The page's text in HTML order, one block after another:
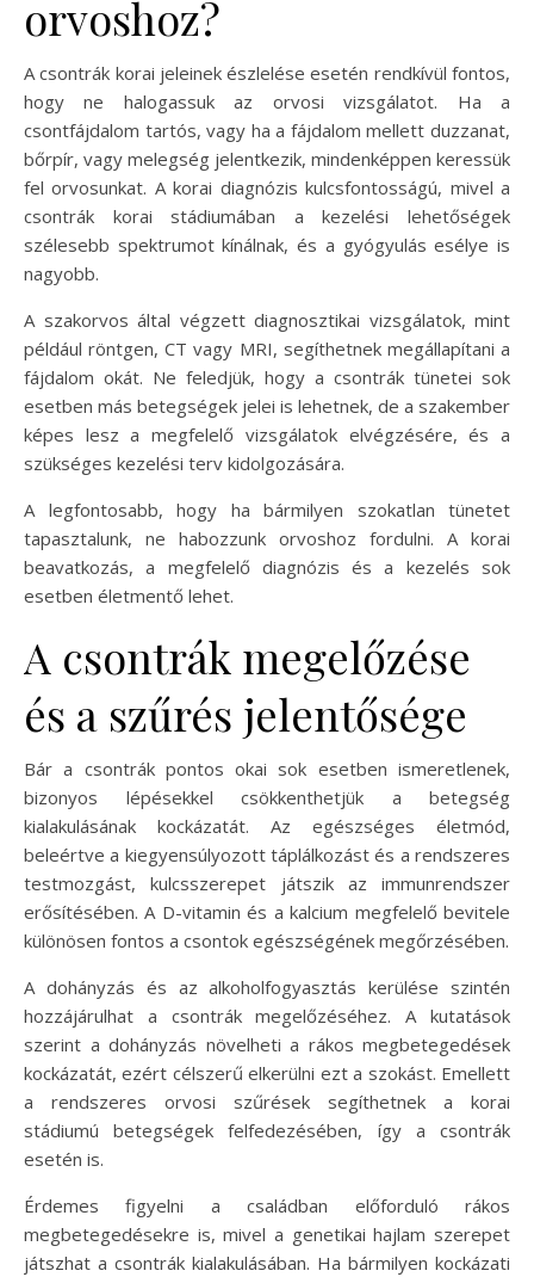
orvoshoz?
A csontrák korai jeleinek észlelése esetén rendkívül fontos,
hogy ne halogassuk az orvosi vizsgálatot. Ha a
csontfájdalom tartós, vagy ha a fájdalom mellett duzzanat,
bőrpír, vagy melegség jelentkezik, mindenképpen keressük
fel orvosunkat. A korai diagnózis kulcsfontosságú, mivel a
csontrák korai stádiumában a kezelési lehetőségek
szélesebb spektrumot kínálnak, és a gyógyulás esélye is
nagyobb.
A szakorvos által végzett diagnosztikai vizsgálatok, mint
például röntgen, CT vagy MRI, segíthetnek megállapítani a
fájdalom okát. Ne feledjük, hogy a csontrák tünetei sok
esetben más betegségek jelei is lehetnek, de a szakember
képes lesz a megfelelő vizsgálatok elvégzésére, és a
szükséges kezelési terv kidolgozására.
A legfontosabb, hogy ha bármilyen szokatlan tünetet
tapasztalunk, ne habozzunk orvoshoz fordulni. A korai
beavatkozás, a megfelelő diagnózis és a kezelés sok
esetben életmentő lehet.
A csontrák megelőzése
és a szűrés jelentősége
Bár a csontrák pontos okai sok esetben ismeretlenek,
bizonyos lépésekkel csökkenthetjük a betegség
kialakulásának kockázatát. Az egészséges életmód,
beleértve a kiegyensúlyozott táplálkozást és a rendszeres
testmozgást, kulcsszerepet játszik az immunrendszer
erősítésében. A D-vitamin és a kalcium megfelelő bevitele
különösen fontos a csontok egészségének megőrzésében.
A dohányzás és az alkoholfogyasztás kerülése szintén
hozzájárulhat a csontrák megelőzéséhez. A kutatások
szerint a dohányzás növelheti a rákos megbetegedések
kockázatát, ezért célszerű elkerülni ezt a szokást. Emellett
a rendszeres orvosi szűrések segíthetnek a korai
stádiumú betegségek felfedezésében, így a csontrák
esetén is.
Érdemes figyelni a családban előforduló rákos
megbetegedésekre is, mivel a genetikai hajlam szerepet
játszhat a csontrák kialakulásában. Ha bármilyen kockázati